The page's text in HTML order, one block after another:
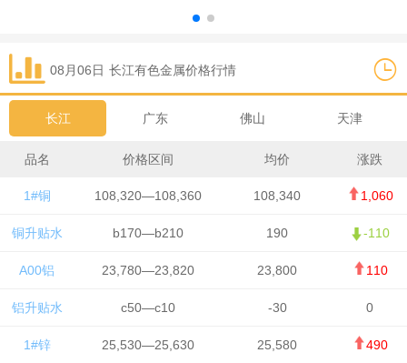
08月06日 长江有色金属价格行情
长江 广东 佛山 天津
品名 价格区间 均价 涨跌
1#铜 108,320—108,360 108,340 1,060
铜升贴水 b170—b210 190 -110
A00铝 23,780—23,820 23,800 110
铝升贴水 c50—c10 -30 0
1#锌 25,530—25,630 25,580 490